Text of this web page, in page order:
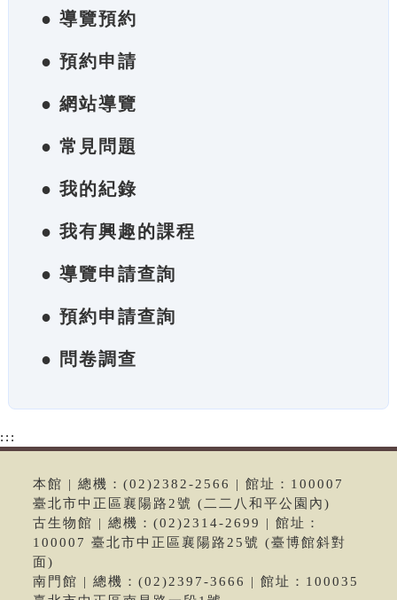
● 導覽預約
● 預約申請
● 網站導覽
● 常見問題
● 我的紀錄
● 我有興趣的課程
● 導覽申請查詢
● 預約申請查詢
● 問卷調查
:::
本館 | 總機：(02)2382-2566 | 館址：100007
臺北市中正區襄陽路2號 (二二八和平公園內)
古生物館 | 總機：(02)2314-2699 | 館址：
100007 臺北市中正區襄陽路25號 (臺博館斜對
面)
南門館 | 總機：(02)2397-3666 | 館址：100035